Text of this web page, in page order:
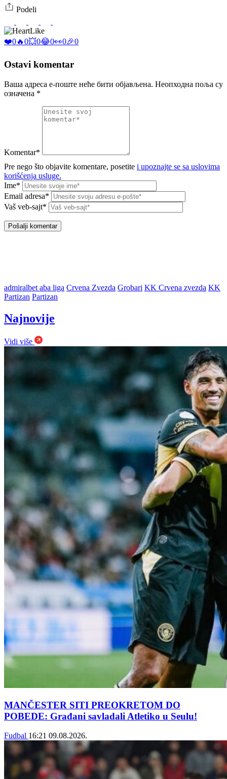
Podeli
Like
❤️0🔥0💥0😂0👀0🎉0
Ostavi komentar
Ваша адреса е-поште неће бити објављена. Неопходна поља су
означена *
Komentar*
Pre nego što objavite komentare, posetite i upoznajte se sa uslovima
korišćenja usluge.
Ime*
Email adresa*
Vaš veb-sajt*
admiralbet aba liga Crvena Zvezda Grobari KK Crvena zvezda KK
Partizan Partizan
Najnovije
Vidi više
MANČESTER SITI PREOKRETOM DO
POBEDE: Građani savladali Atletiko u Seulu!
Fudbal 16:21 09.08.2026.